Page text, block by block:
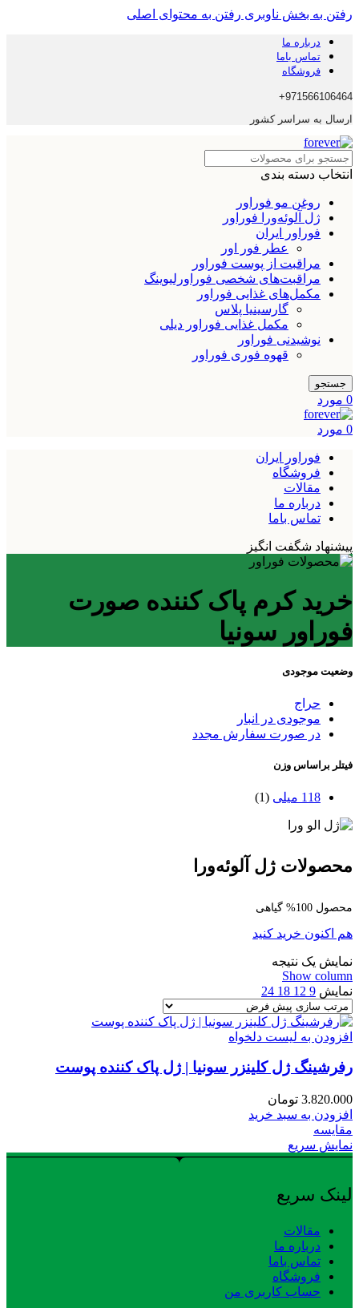
رفتن به بخش ناوبری رفتن به محتوای اصلی
درباره ما
تماس باما
فروشگاه
971566106464+
ارسال به سراسر کشور
انتخاب دسته بندی
روغن مو فوراور
ژل آلوئه‌ورا فوراور
فوراور ایران
عطر فور اور
مراقبت از پوست فوراور
مراقبت‌های شخصی فوراورلیوینگ
مکمل‌های غذایی فوراور
گارسینیا پلاس
مکمل غذایی فوراور دیلی
نوشیدنی فوراور
قهوه فوری فوراور
جستجو
0 مورد
0 مورد
فوراور ایران
فروشگاه
مقالات
درباره ما
تماس باما
پیشنهاد شگفت انگیز
خرید کرم پاک کننده صورت
فوراور سونیا
وضعیت موجودی
حراج
موجودی در انبار
در صورت سفارش مجدد
فیتلر براساس وزن
118 میلی (1)
محصولات ژل آلوئه‌ورا
محصول 100% گیاهی
هم اکنون خرید کنید
نمایش یک نتیجه
Show column
نمایش 9
12
18
24
افزودن به لیست دلخواه
رفرشینگ ژل کلینزر سونیا | ژل پاک کننده پوست
3.820.000 تومان
افزودن به سبد خرید
مقایسه
نمایش سریع
لینک سریع
مقالات
درباره ما
تماس باما
فروشگاه
حساب کاربری من